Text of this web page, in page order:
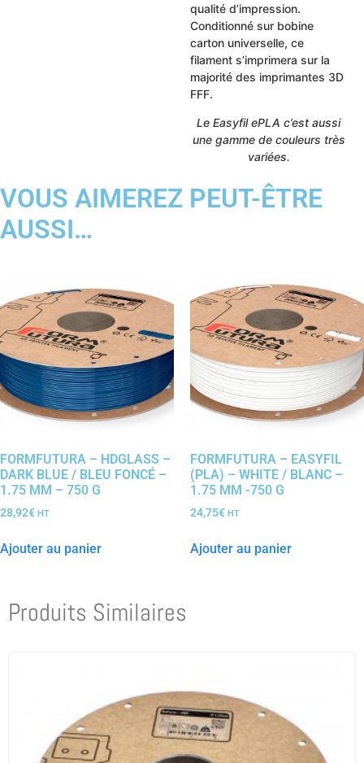
qualité d’impression.
Conditionné sur bobine
carton universelle, ce
filament s’imprimera sur la
majorité des imprimantes 3D
FFF.
Le Easyfil ePLA c’est aussi
une gamme de couleurs très
variées.
VOUS AIMEREZ PEUT-ÊTRE
AUSSI…
FORMFUTURA – HDGLASS –
DARK BLUE / BLEU FONCÉ –
1.75 MM – 750 G
28,92€ HT
Ajouter au panier
FORMFUTURA – EASYFIL
(PLA) – WHITE / BLANC –
1.75 MM -750 G
24,75€ HT
Ajouter au panier
Produits Similaires